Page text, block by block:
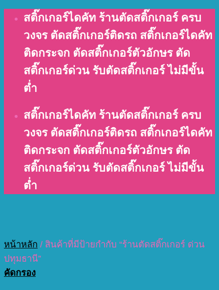
content
สติ๊กเกอร์ไดคัท ร้านตัดสติ๊กเกอร์ ครบ
วงจร ตัดสติ๊กเกอร์ติดรถ สติ๊กเกอร์ไดคัท
ติดกระจก ตัดสติ๊กเกอร์ตัวอักษร ตัด
สติ๊กเกอร์ด่วน รับตัดสติ๊กเกอร์ ไม่มีขั้น
ต่ำ
สติ๊กเกอร์ไดคัท ร้านตัดสติ๊กเกอร์ ครบ
วงจร ตัดสติ๊กเกอร์ติดรถ สติ๊กเกอร์ไดคัท
ติดกระจก ตัดสติ๊กเกอร์ตัวอักษร ตัด
สติ๊กเกอร์ด่วน รับตัดสติ๊กเกอร์ ไม่มีขั้น
ต่ำ
หน้าหลัก / สินค้าที่มีป้ายกำกับ “ร้านตัดสติ๊กเกอร์ ด่วน
ปทุมธานี”
คัดกรอง